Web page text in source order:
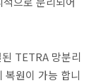
TETRA 망분리
복원이 가능 합니